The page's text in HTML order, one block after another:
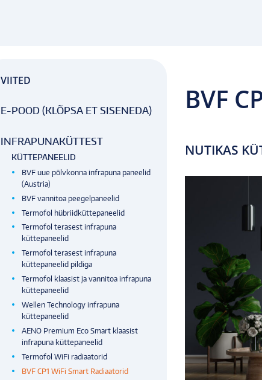
BVF
NUTIKAS
VIITED
E-POOD (KLÕPSA ET SISENEDA)
INFRAPUNAKÜTTEST
KÜTTEPANEELID
BVF uue põlvkonna infrapuna paneelid
(Austria)
BVF vannitoa peegelpaneelid
Termofol hübriidküttepaneelid
Termofol terasest infrapuna
küttepaneelid
Termofol terasest infrapuna
küttepaneelid pildiga
Termofol klaasist ja vannitoa infrapuna
küttepaneelid
Wellen Technology infrapuna
küttepaneelid
AENO Premium Eco Smart klaasist
infrapuna küttepaneelid
Termofol WiFi radiaatorid
BVF CP1 WiFi Smart Radiaatorid